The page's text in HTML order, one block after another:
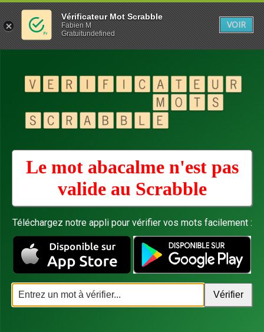
Le mot abacalme n'est pas
valide au Scrabble
Téléchargez notre appli pour vérifier vos mots facilement :
Vérificateur Mot Scrabble
Fabien M
Gratuitundefined
VOIR